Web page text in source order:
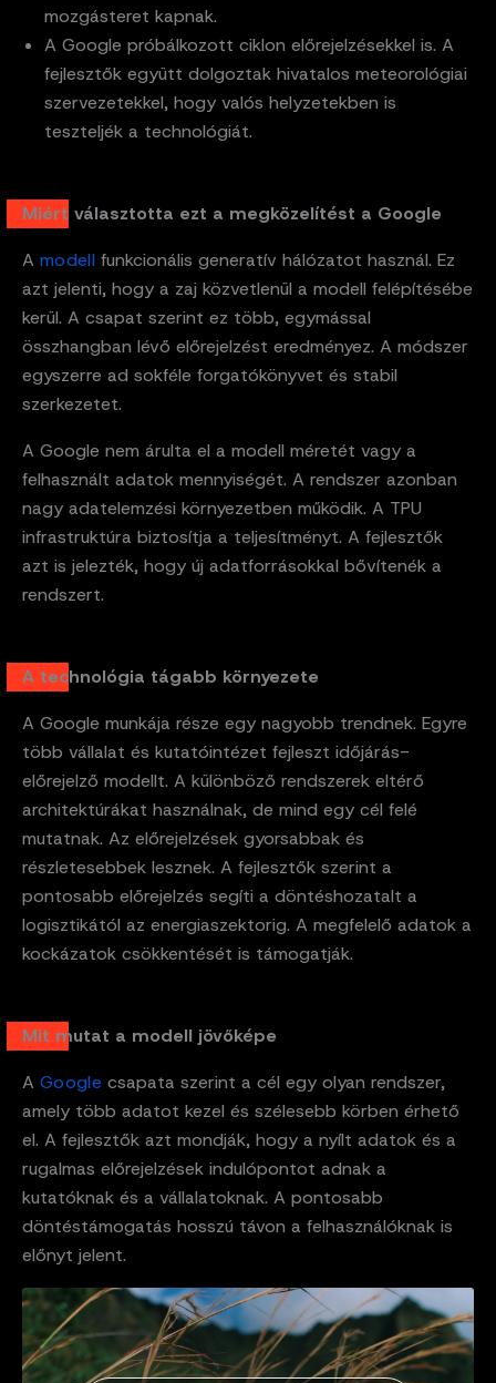
mozgásteret kapnak.
A Google próbálkozott ciklon előrejelzésekkel is. A
fejlesztők együtt dolgoztak hivatalos meteorológiai
szervezetekkel, hogy valós helyzetekben is
teszteljék a technológiát.
Miért választotta ezt a megközelítést a Google
A modellfunkcionális generatív hálózatot használ. Ez
azt jelenti, hogy a zaj közvetlenül a modell felépítésébe
kerül. A csapat szerint ez több, egymással
összhangban lévő előrejelzést eredményez. A módszer
egyszerre ad sokféle forgatókönyvet és stabil
szerkezetet.
A Google nem árulta el a modell méretét vagy a
felhasznált adatok mennyiségét. A rendszer azonban
nagy adatelemzési környezetben működik. A TPU
infrastruktúra biztosítja a teljesítményt. A fejlesztők
azt is jelezték, hogy új adatforrásokkal bővítenék a
rendszert.
A technológia tágabb környezete
A Google munkája része egy nagyobb trendnek. Egyre
több vállalat és kutatóintézet fejleszt időjárás-
előrejelző modellt. A különböző rendszerek eltérő
architektúrákat használnak, de mind egy cél felé
mutatnak. Az előrejelzések gyorsabbak és
részletesebbek lesznek. A fejlesztők szerint a
pontosabb előrejelzés segíti a döntéshozatalt a
logisztikától az energiaszektorig. A megfelelő adatok a
kockázatok csökkentését is támogatják.
Mit mutat a modell jövőképe
A Googlecsapata szerint a cél egy olyan rendszer,
amely több adatot kezel és szélesebb körben érhető
el. A fejlesztők azt mondják, hogy a nyílt adatok és a
rugalmas előrejelzések indulópontot adnak a
kutatóknak és a vállalatoknak. A pontosabb
döntéstámogatás hosszú távon a felhasználóknak is
előnyt jelent.